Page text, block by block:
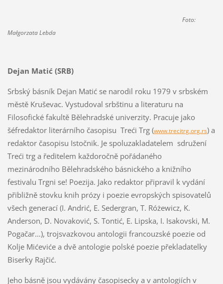
Foto:
Małgorzata Lebda
Dejan Matić (SRB)
Srbský básník Dejan Matić se narodil roku 1979 v srbském
městě Kruševac. Vystudoval srbštinu a literaturu na
Filosofické fakultě Bělehradské univerzity. Pracuje jako
šéfredaktor literárního časopisu Treći Trg (www.trecitrg.org.rs) a
redaktor časopisu Istočnik. Je spoluzakladatelem sdružení
Treći trg a ředitelem každoročně pořádaného
mezinárodního Bělehradského básnického a knižního
festivalu Trgni se! Poezija. Jako redaktor připravil k vydání
přibližně stovku knih prózy i poezie evropských spisovatelů
všech generací (I. Andrić, E. Sedergran, T. Różewicz, K.
Anderson, D. Novaković, S. Tontić, E. Lipska, I. Isakovski, M.
Pogačar…), trojsvazkovou antologii francouzské poezie od
Kolje Mićeviće a dvě antologie polské poezie překladatelky
Biserky Rajčić.
Jeho básně jsou vydávány časopisecky a v antologiích v